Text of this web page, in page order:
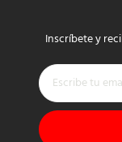
Inscríbete y